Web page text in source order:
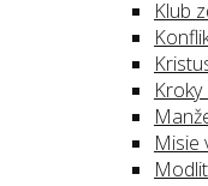
Klub
Misie